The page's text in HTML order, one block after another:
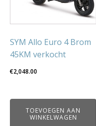
SYM Allo Euro 4 Brom
45KM verkocht
€2,048.00
TOEVOEGEN AAN
WINKELWAGEN